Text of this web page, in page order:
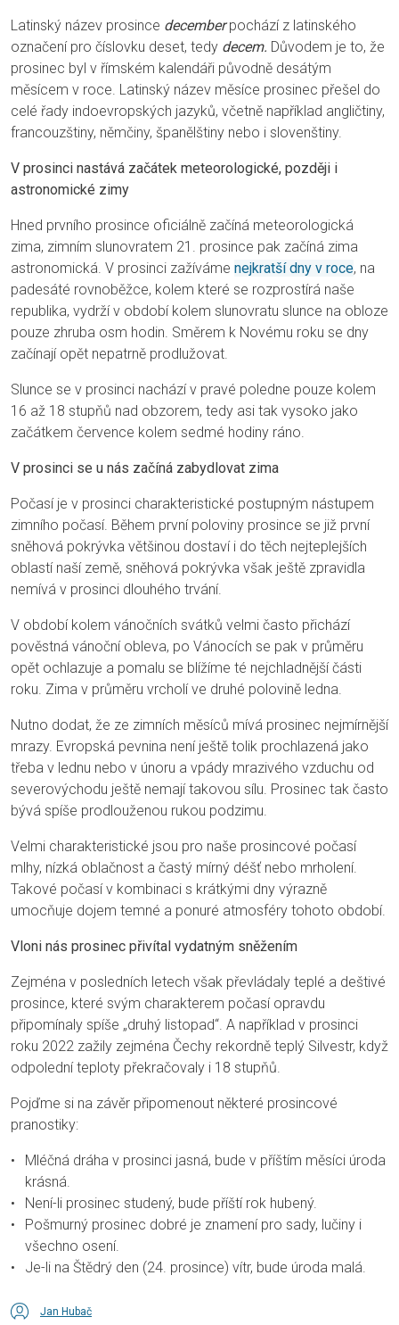
Latinský název prosince decemberpochází z latinského
označení pro číslovku deset, tedy decem. Důvodem je to, že
prosinec byl v římském kalendáři původně desátým
měsícem v roce. Latinský název měsíce prosinec přešel do
celé řady indoevropských jazyků, včetně například angličtiny,
francouzštiny, němčiny, španělštiny nebo i slovenštiny.
V prosinci nastává začátek meteorologické, později i
astronomické zimy
Hned prvního prosince oficiálně začíná meteorologická
zima, zimním slunovratem 21. prosince pak začíná zima
astronomická. V prosinci zažíváme nejkratší dny v roce, na
padesáté rovnoběžce, kolem které se rozprostírá naše
republika, vydrží v období kolem slunovratu slunce na obloze
pouze zhruba osm hodin. Směrem k Novému roku se dny
začínají opět nepatrně prodlužovat.
Slunce se v prosinci nachází v pravé poledne pouze kolem
16 až 18 stupňů nad obzorem, tedy asi tak vysoko jako
začátkem července kolem sedmé hodiny ráno.
V prosinci se u nás začíná zabydlovat zima
Počasí je v prosinci charakteristické postupným nástupem
zimního počasí. Během první poloviny prosince se již první
sněhová pokrývka většinou dostaví i do těch nejteplejších
oblastí naší země, sněhová pokrývka však ještě zpravidla
nemívá v prosinci dlouhého trvání.
V období kolem vánočních svátků velmi často přichází
pověstná vánoční obleva, po Vánocích se pak v průměru
opět ochlazuje a pomalu se blížíme té nejchladnější části
roku. Zima v průměru vrcholí ve druhé polovině ledna.
Nutno dodat, že ze zimních měsíců mívá prosinec nejmírnější
mrazy. Evropská pevnina není ještě tolik prochlazená jako
třeba v lednu nebo v únoru a vpády mrazivého vzduchu od
severovýchodu ještě nemají takovou sílu. Prosinec tak často
bývá spíše prodlouženou rukou podzimu.
Velmi charakteristické jsou pro naše prosincové počasí
mlhy, nízká oblačnost a častý mírný déšť nebo mrholení.
Takové počasí v kombinaci s krátkými dny výrazně
umocňuje dojem temné a ponuré atmosféry tohoto období.
Vloni nás prosinec přivítal vydatným sněžením
Zejména v posledních letech však převládaly teplé a deštivé
prosince, které svým charakterem počasí opravdu
připomínaly spíše „druhý listopad“. A například v prosinci
roku 2022 zažily zejména Čechy rekordně teplý Silvestr, když
odpolední teploty překračovaly i 18 stupňů.
Pojďme si na závěr připomenout některé prosincové
pranostiky:
Mléčná dráha v prosinci jasná, bude v příštím měsíci úroda
krásná.
Není-li prosinec studený, bude příští rok hubený.
Pošmurný prosinec dobré je znamení pro sady, lučiny i
všechno osení.
Je-li na Štědrý den (24. prosince) vítr, bude úroda malá.
Jan Hubač